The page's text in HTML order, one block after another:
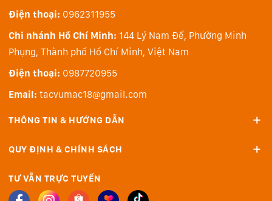
- Apple Intelligence mang đến cho bạn những phương
thức thú vị để thể hiện bản thân bằng hình ảnh. Biến bản
phác thảo thô thành hình ảnh liên quan với Đũa Phép
Hình Ảnh. Và tạo hình ảnh mới dựa trên mô tả, các khái
niệm được đề xuất, thậm chí là người nào đó trong thư
cách bạn giao tiếp. Hiệu đính văn bản, viết lại các phiên
và tóm tắt văn bản đã chọn bằng một thao tác chạm.
Điện thoại: 0962311955
Chi nhánh Hồ Chí Minh: 144 Lý Nam Đế, Phường Minh
Phụng, Thành phố Hồ Chí Minh, Việt Nam
Điện thoại: 0987720955
Email: tacvumac18@gmail.com
THÔNG TIN & HƯỚNG DẪN
QUY ĐỊNH & CHÍNH SÁCH
TƯ VẪN TRỰC TUYẾN